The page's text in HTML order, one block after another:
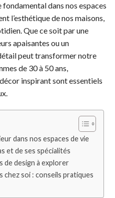
dans nos espaces
l’esthétique de nos maisons,
Que ce soit par une
apaisantes ou un
peut transformer notre
de 30 à 50 ans,
inspirant sont essentiels
dans nos espaces de vie
et de ses spécialités
de design à explorer
chez soi : conseils pratiques